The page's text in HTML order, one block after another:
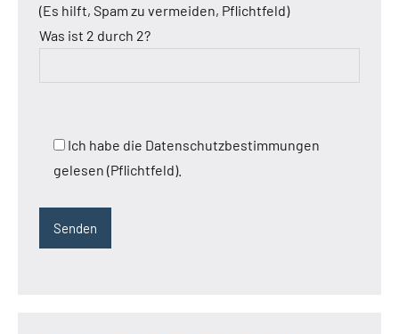
(Es hilft, Spam zu vermeiden, Pflichtfeld)
Was ist 2 durch 2?
Ich habe die Datenschutzbestimmungen
gelesen (Pflichtfeld).